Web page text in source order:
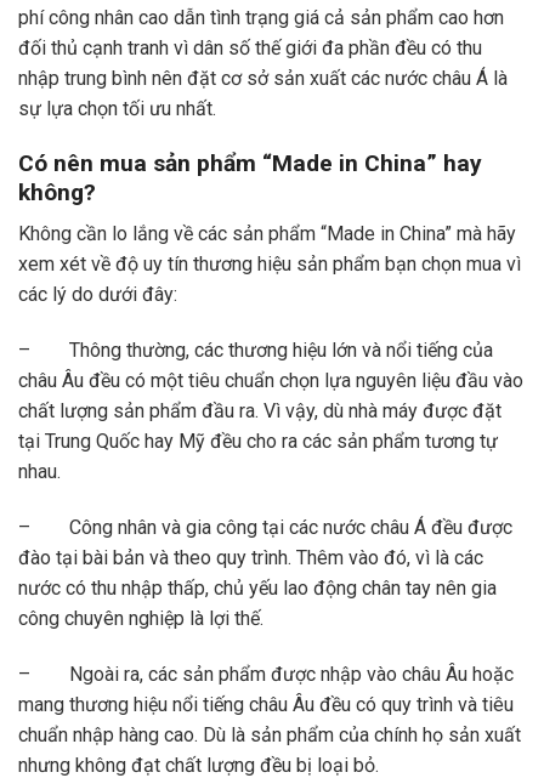
phí công nhân cao dẫn tình trạng giá cả sản phẩm cao hơn
đối thủ cạnh tranh vì dân số thế giới đa phần đều có thu
nhập trung bình nên đặt cơ sở sản xuất các nước châu Á là
sự lựa chọn tối ưu nhất.
Có nên mua sản phẩm “Made in China” hay
không?
Không cần lo lắng về các sản phẩm “Made in China” mà hãy
xem xét về độ uy tín thương hiệu sản phẩm bạn chọn mua vì
các lý do dưới đây:
– Thông thường, các thương hiệu lớn và nổi tiếng của
châu Âu đều có một tiêu chuẩn chọn lựa nguyên liệu đầu vào
chất lượng sản phẩm đầu ra. Vì vậy, dù nhà máy được đặt
tại Trung Quốc hay Mỹ đều cho ra các sản phẩm tương tự
nhau.
– Công nhân và gia công tại các nước châu Á đều được
đào tại bài bản và theo quy trình. Thêm vào đó, vì là các
nước có thu nhập thấp, chủ yếu lao động chân tay nên gia
công chuyên nghiệp là lợi thế.
– Ngoài ra, các sản phẩm được nhập vào châu Âu hoặc
mang thương hiệu nổi tiếng châu Âu đều có quy trình và tiêu
chuẩn nhập hàng cao. Dù là sản phẩm của chính họ sản xuất
nhưng không đạt chất lượng đều bị loại bỏ.